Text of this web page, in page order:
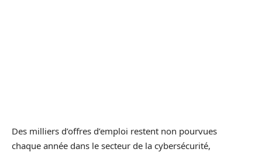
Des milliers d’offres d’emploi restent non pourvues
chaque année dans le secteur de la cybersécurité,